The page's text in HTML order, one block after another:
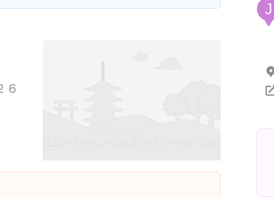
J
６